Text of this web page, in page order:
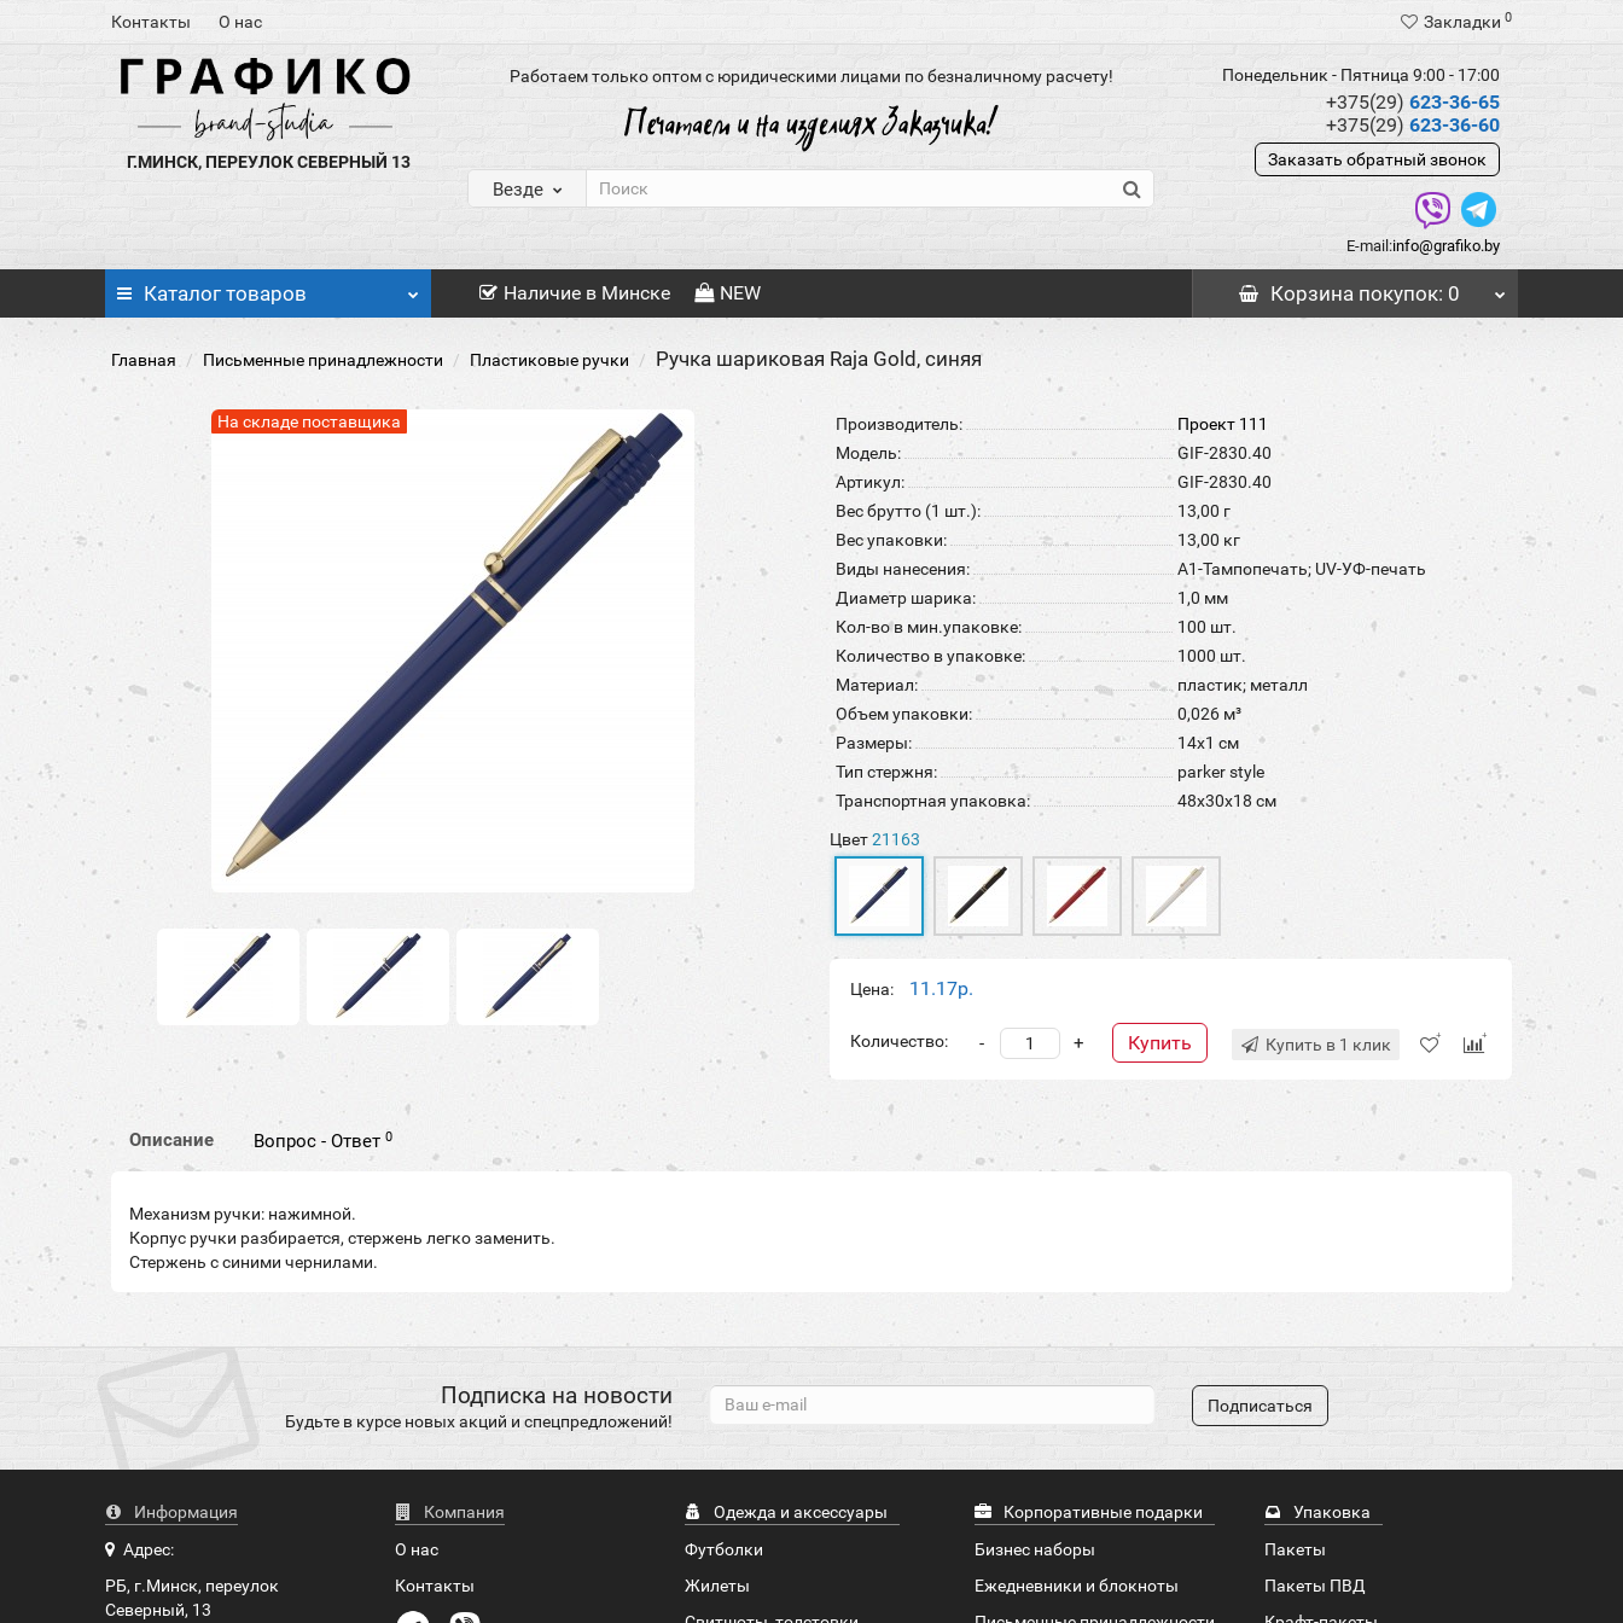
Контакты О нас Закладки 0
Г.МИНСК, ПЕРЕУЛОК СЕВЕРНЫЙ 13
Работаем только оптом с юридическими лицами по безналичному расчету!
Везде
Понедельник - Пятница 9:00 - 17:00
+375(29) 623-36-65
+375(29) 623-36-60
Заказать обратный звонок
E-mail:info@grafiko.by
Каталог товаров Наличие в Минске NEW Корзина покупок: 0
Главная Письменные принадлежности Пластиковые ручки Ручка шариковая Raja Gold, синяя
На складе поставщика Производитель:
Проект 111
Модель:
GIF-2830.40
Артикул:
GIF-2830.40
Вес брутто (1 шт.):
13,00 г
Вес упаковки:
13,00 кг
Виды нанесения:
A1-Тампопечать; UV-УФ-печать
Диаметр шарика:
1,0 мм
Кол-во в мин.упаковке:
100 шт.
Количество в упаковке:
1000 шт.
Материал:
пластик; металл
Объем упаковки:
0,026 м³
Размеры:
14х1 см
Тип стержня:
parker style
Транспортная упаковка:
48x30x18 см
Цвет21163
Цена: 11.17р.
Количество: +
- Купить Купить в 1 клик
Описание Вопрос - Ответ0
Механизм ручки: нажимной.
Корпус ручки разбирается, стержень легко заменить.
Стержень с синими чернилами.
Подписка на новости
Будьте в курсе новых акций и спецпредложений!
Подписаться
Информация
Адрес:
РБ, г.Минск, переулок
Северный, 13
Компания
О нас
Контакты
Одежда и аксессуары
Футболки
Жилеты
Корпоративные подарки
Бизнес наборы
Ежедневники и блокноты
Упаковка
Пакеты
Пакеты ПВД